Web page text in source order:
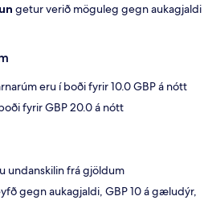
getur verið möguleg gegn aukagjaldi
eru í boði fyrir 10.0 GBP á nótt
fyrir GBP 20.0 á nótt
undanskilin frá gjöldum
gegn aukagjaldi, GBP 10 á gæludýr,